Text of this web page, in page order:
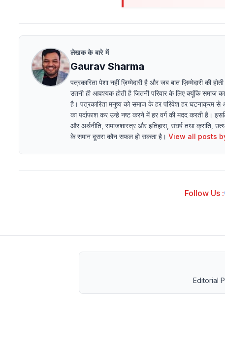
लेखक के बारे में
Gaurav Sharma
पत्रकारिता पेशा नहीं ज़िम्मेदारी है और जब बात ज़िम्मेदारी की
उतनी ही आवश्यक होती है जितनी परिवार के लिए क्यूंकि समाज
है। पत्रकारिता मनुष्य को समाज के हर परिवेश हर घटनाक्रम
का पर्दाफाश कर उन्हे नष्ट करने में हर वर्ग की मदद करती है।
और अर्थनीति, समाजशास्त्र और इतिहास, संघर्ष तथा क्रांति,
के समान दूसरा कौन सफल हो सकता है। View all posts
Follow Us :
Editorial